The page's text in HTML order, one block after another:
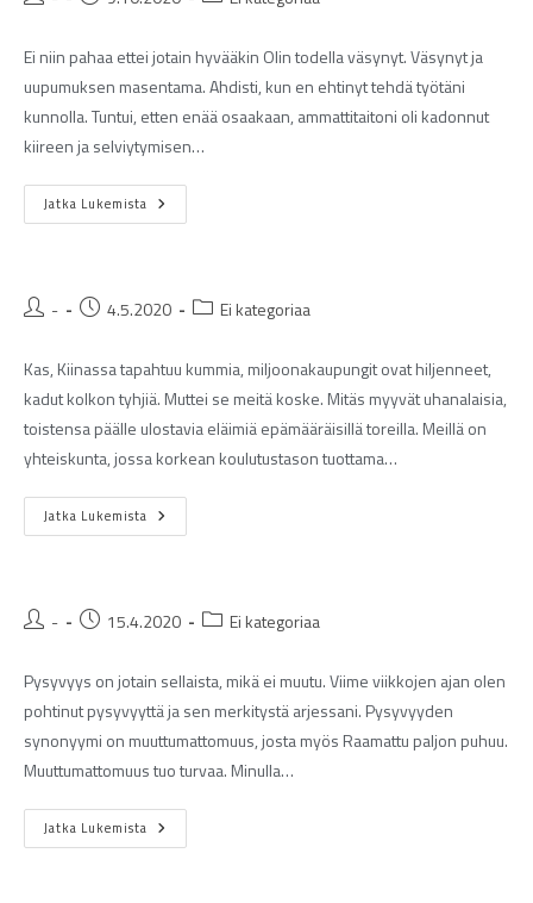
Ei niin pahaa ettei jotain hyvääkin Olin todella väsynyt. Väsynyt ja
uupumuksen masentama. Ahdisti, kun en ehtinyt tehdä työtäni
kunnolla. Tuntui, etten enää osaakaan, ammattitaitoni oli kadonnut
kiireen ja selviytymisen…
Jatka Lukemista
- 4.5.2020 Ei kategoriaa
Kas, Kiinassa tapahtuu kummia, miljoonakaupungit ovat hiljenneet,
kadut kolkon tyhjiä. Muttei se meitä koske. Mitäs myyvät uhanalaisia,
toistensa päälle ulostavia eläimiä epämääräisillä toreilla. Meillä on
yhteiskunta, jossa korkean koulutustason tuottama…
Jatka Lukemista
- 15.4.2020 Ei kategoriaa
Pysyvyys on jotain sellaista, mikä ei muutu. Viime viikkojen ajan olen
pohtinut pysyvyyttä ja sen merkitystä arjessani. Pysyvyyden
synonyymi on muuttumattomuus, josta myös Raamattu paljon puhuu.
Muuttumattomuus tuo turvaa. Minulla…
Jatka Lukemista